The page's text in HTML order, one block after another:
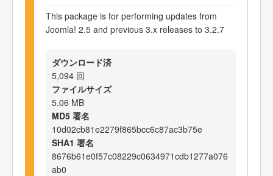
This package is for performing updates from
Joomla! 2.5 and previous 3.x releases to 3.2.7
ダウンロード済
5,094 回
ファイルサイズ
5.06 MB
MD5 署名
10d02cb81e2279f865bcc6c87ac3b75e
SHA1 署名
8676b61e0f57c08229c0634971cdb1277a076
ab0